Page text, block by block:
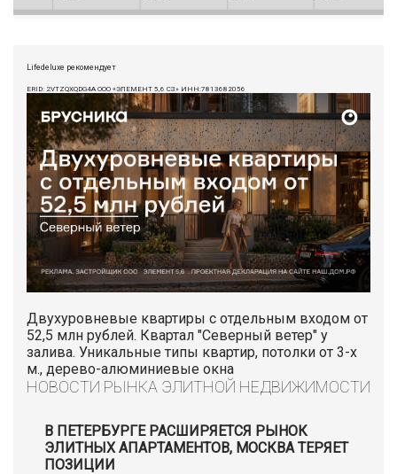
Lifedeluxe рекомендует
ERID: 2VTZQXQDG4A ООО «ЭЛЕМЕНТ 5,6 СЗ» ИНН:7813682056
Двухуровневые квартиры с отдельным входом от
52,5 млн рублей. Квартал "Северный ветер" у
залива. Уникальные типы квартир, потолки от 3-х
м., дерево-алюминиевые окна
НОВОСТИ РЫНКА ЭЛИТНОЙ НЕДВИЖИМОСТИ
В ПЕТЕРБУРГЕ РАСШИРЯЕТСЯ РЫНОК
ЭЛИТНЫХ АПАРТАМЕНТОВ, МОСКВА ТЕРЯЕТ
ПОЗИЦИИ